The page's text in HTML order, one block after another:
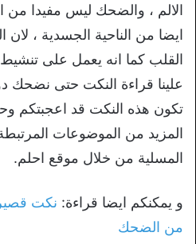
الالم ، والضحك ليس مفيدا من
ايضا من الناحية الجسدية ،
القلب كما انه يعمل على تنشيط
علينا قراءة النكت حتى
تكون هذه النكت قد اعجبتكم
المزيد من الموضوعات
المسلية من خلال موقع احلم.
و يمكنكم ايضا قراءة: نكت
من الضحك